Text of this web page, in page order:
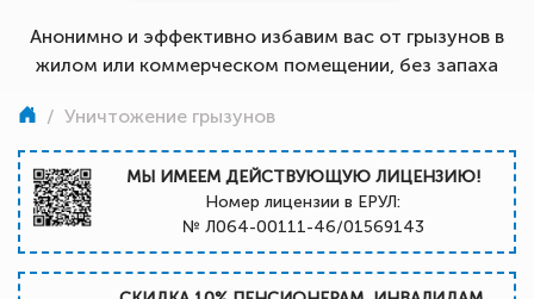
Анонимно и эффективно избавим вас от грызунов в
жилом или коммерческом помещении, без запаха
/ Уничтожение грызунов
МЫ ИМЕЕМ ДЕЙСТВУЮЩУЮ ЛИЦЕНЗИЮ!
Номер лицензии в ЕРУЛ:
№ Л064-00111-46/01569143